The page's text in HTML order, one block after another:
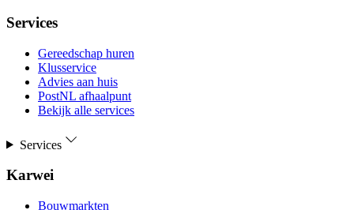
Services
Gereedschap huren
Klusservice
Advies aan huis
PostNL afhaalpunt
Bekijk alle services
Services
Karwei
Bouwmarkten